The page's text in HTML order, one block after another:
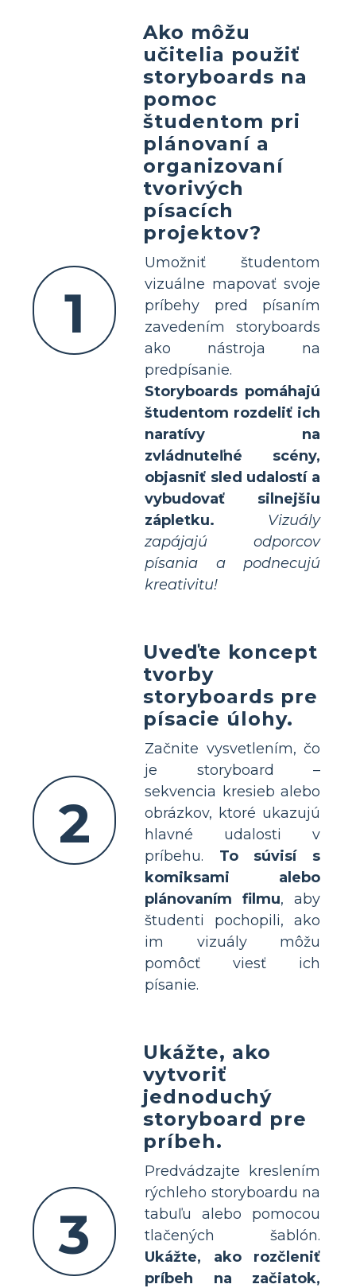
1
Ako môžu
učitelia použiť
storyboards na
pomoc
študentom pri
plánovaní a
organizovaní
tvorivých
písacích
projektov?
Umožniť študentom
vizuálne mapovať svoje
príbehy pred písaním
zavedením storyboards
ako nástroja na
predpísanie.
Storyboards pomáhajú
študentom rozdeliť ich
naratívy na
zvládnuteľné scény,
objasniť sled udalostí a
vybudovať silnejšiu
zápletku.
Vizuály
zapájajú odporcov
písania a podnecujú
kreativitu!
2
Uveďte koncept
tvorby
storyboards pre
písacie úlohy.
Začnite vysvetlením, čo
je storyboard –
sekvencia kresieb alebo
obrázkov, ktoré ukazujú
hlavné udalosti v
príbehu. To súvisí s
komiksami alebo
plánovaním filmu, aby
študenti pochopili, ako
im vizuály môžu
pomôcť viesť ich
písanie.
3
Ukážte, ako
vytvoriť
jednoduchý
storyboard pre
príbeh.
Predvádzajte kreslením
rýchleho storyboardu na
tabuľu alebo pomocou
tlačených šablón.
Ukážte, ako rozčleniť
príbeh na začiatok,